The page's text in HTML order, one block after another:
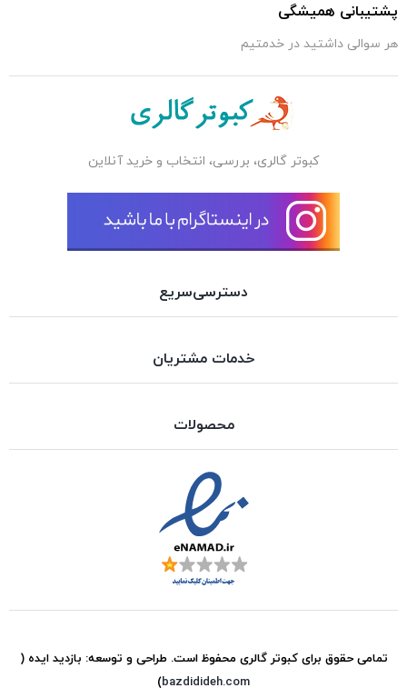
پشتیبانی همیشگی
هر سوالی داشتید در خدمتیم
کبوتر گالری، بررسی، انتخاب و خرید آنلاین
دسترسی‌سریع
خدمات مشتریان
محصولات
تمامی حقوق برایکبوتر گالریمحفوظ است. طراحی و توسعه: بازدید ایده (
bazdidideh.com
)